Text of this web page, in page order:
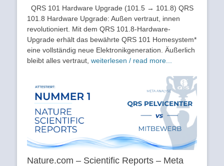
QRS 101 Hardware Upgrade (101.5 → 101.8) QRS
101.8 Hardware Upgrade: Außen vertraut, innen
revolutioniert. Mit dem QRS 101.8-Hardware-
Upgrade erhält das bewährte QRS 101 Homesystem*
eine vollständig neue Elektronikgeneration. Äußerlich
bleibt alles vertraut, weiterlesen / read more...
Nature.com – Scientific Reports – Meta